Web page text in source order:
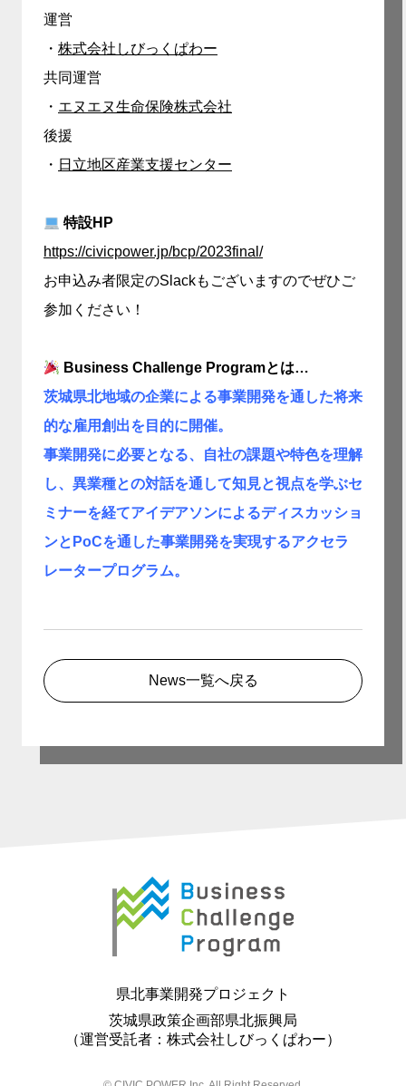
運営
・ 株式会社しびっくぱわー
共同運営
・ エヌエヌ生命保険株式会社
後援
・ 日立地区産業支援センター
特設HP
https://civicpower.jp/bcp/2023final/
お申込み者限定のSlackもございますのでぜひご
参加ください！
Business Challenge Programとは…
茨城県北地域の企業による事業開発を通した将来
的な雇用創出を目的に開催。
事業開発に必要となる、自社の課題や特色を理解
し、異業種との対話を通して知見と視点を学ぶセ
ミナーを経てアイデアソンによるディスカッショ
ンとPoCを通した事業開発を実現するアクセラ
レータープログラム。
News一覧へ戻る
県北事業開発プロジェクト
茨城県政策企画部県北振興局
（運営受託者：株式会社しびっくぱわー）